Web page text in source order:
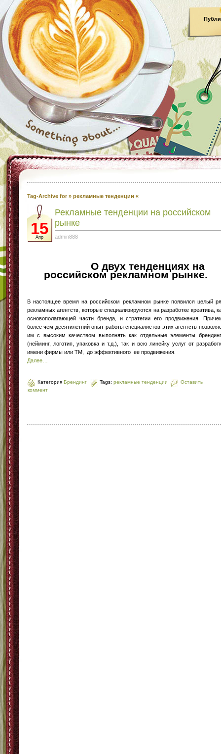
Tag-Archive for » рекламные тенденции «
15
Апр
Рекламные тенденции на российском
рынке
admin888
О двух тенденциях на
российском рекламном рынке.
В настоящее время на российском рекламном рынке появился целый
рекламных агентств, которые специализируются на разработке креатива,
основополагающей части бренда, и стратегии его продвижения.
более чем десятилетний опыт работы специалистов этих агентств
им с высоким качеством выполнять как отдельные элементы
(нейминг, логотип, упаковка и т.д.), так и всю линейку услуг от
имени фирмы или ТМ, до эффективного ее продвижения.
Далее…
Категория Брендинг Tags: рекламные тенденции
Оставить
коммент